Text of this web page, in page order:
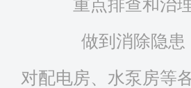
做到消除隐患
对配电房、水泵房等